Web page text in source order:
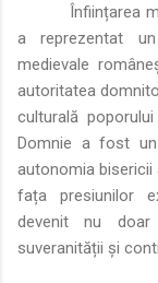
Înființarea
a reprezentat
medievale
autoritatea
culturală
Domnie a fost
autonomia
fața presiunilor
devenit nu
suveranității și